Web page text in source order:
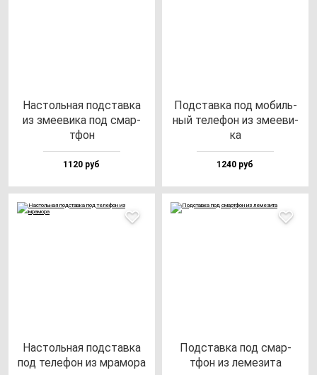
Нас­толь­ная под­став­ка
из зме­еви­ка под смар­
тфон
1120 руб
Под­став­ка под мо­биль­
ный те­ле­фон из зме­еви­
ка
1240 руб
Нас­толь­ная под­став­ка
под те­ле­фон из мра­мо­ра
Под­став­ка под смар­
тфон из ле­ме­зи­та